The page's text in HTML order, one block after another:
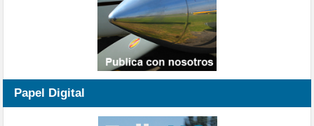
Papel Digital